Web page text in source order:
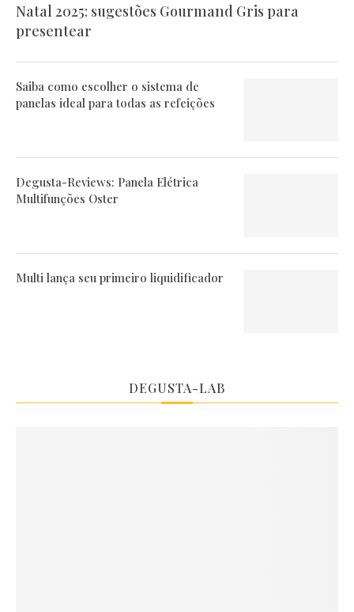
Natal 2025: sugestões Gourmand Gris para
presentear
Saiba como escolher o sistema de
panelas ideal para todas as refeições
Degusta-Reviews: Panela Elétrica
Multifunções Oster
Multi lança seu primeiro liquidificador
DEGUSTA-LAB